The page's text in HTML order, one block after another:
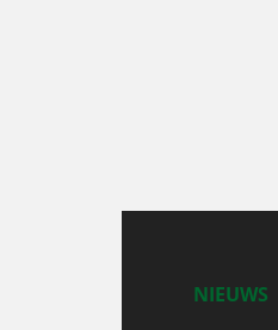
NIEUWS